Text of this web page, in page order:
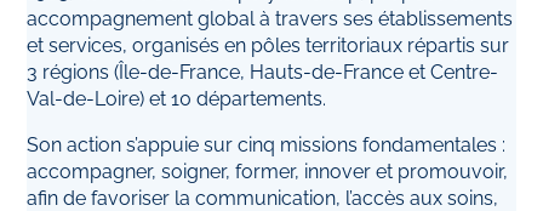
accompagnement global à travers ses établissements
et services, organisés en pôles territoriaux répartis sur
3 régions (Île-de-France, Hauts-de-France et Centre-
Val-de-Loire) et 10 départements.
Son action s’appuie sur cinq missions fondamentales :
accompagner, soigner, former, innover et promouvoir,
afin de favoriser la communication, l’accès aux soins,